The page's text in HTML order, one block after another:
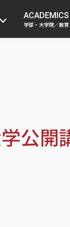
ACADEMICS
学部・大学院／教育
公開